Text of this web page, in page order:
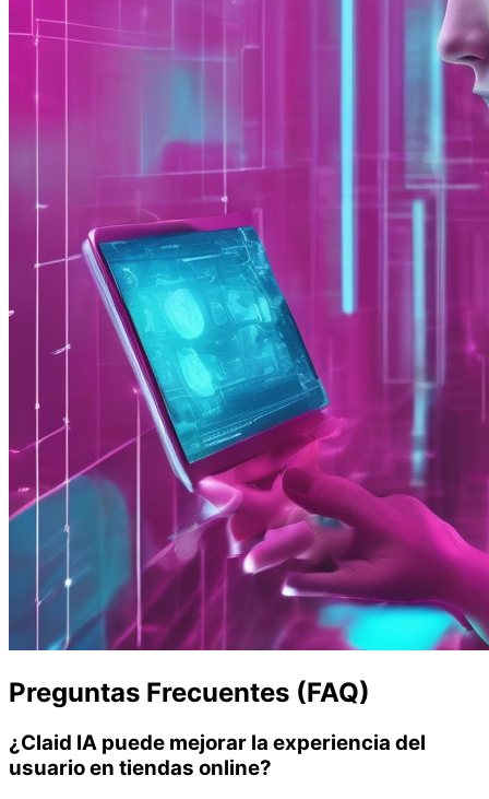
Preguntas Frecuentes (FAQ)
¿Claid IA puede mejorar la experiencia del
usuario en tiendas online?